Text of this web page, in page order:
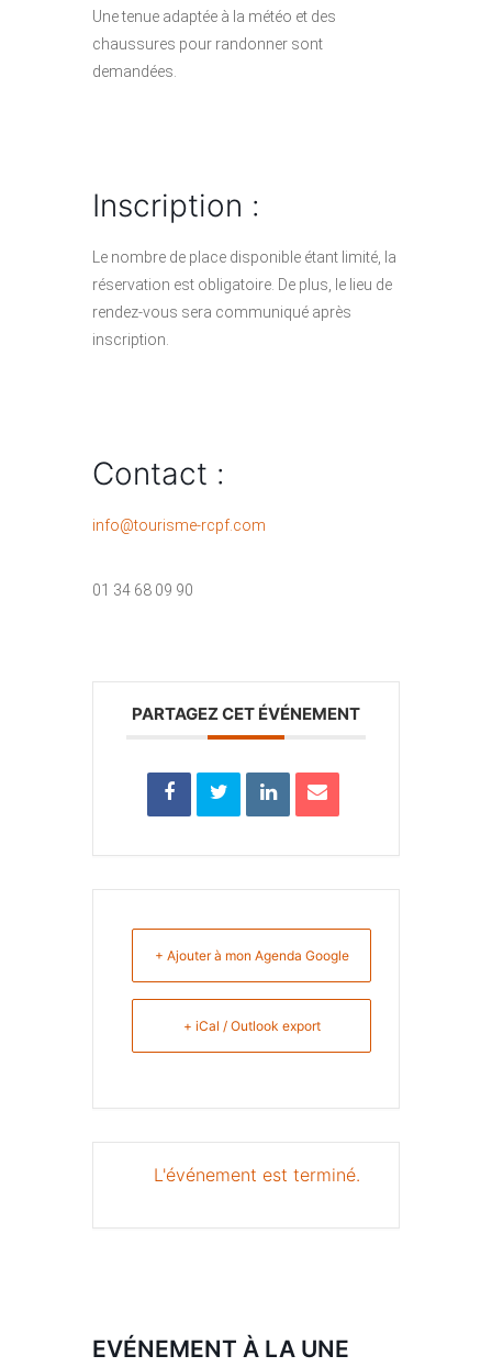
Une tenue adaptée à la météo et des
chaussures pour randonner sont
demandées.
Inscription :
Le nombre de place disponible étant limité, la
réservation est obligatoire. De plus, le lieu de
rendez-vous sera communiqué après
inscription.
Contact :
info@tourisme-rcpf.com
01 34 68 09 90
PARTAGEZ CET ÉVÉNEMENT
+ Ajouter à mon Agenda Google
+ iCal / Outlook export
L'événement est terminé.
EVÉNEMENT À LA UNE